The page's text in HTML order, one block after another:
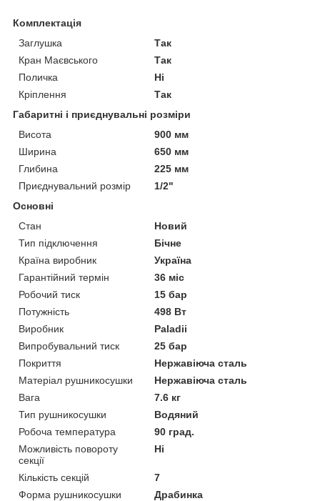
Комплектація
Заглушка
Так
Кран Маєвського
Так
Поличка
Ні
Кріплення
Так
Габаритні і приєднувальні розміри
Висота
900 мм
Ширина
650 мм
Глибина
225 мм
Приєднувальний розмір
1/2"
Основні
Стан
Новий
Тип підключення
Бічне
Країна виробник
Україна
Гарантійний термін
36 міс
Робочий тиск
15 бар
Потужність
498 Вт
Виробник
Paladii
Випробувальний тиск
25 бар
Покриття
Нержавіюча сталь
Матеріал рушникосушки
Нержавіюча сталь
Вага
7.6 кг
Тип рушникосушки
Водяний
Робоча температура
90 град.
Можливість повороту
секції
Ні
Кількість секцій
7
Форма рушникосушки
Драбинка